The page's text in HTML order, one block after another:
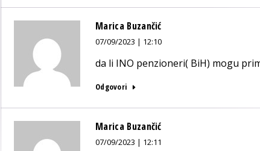
Marica Buzančić
07/09/2023 | 12:10
da li INO penzioneri( BiH) mogu
Odgovori
Marica Buzančić
07/09/2023 | 12:11